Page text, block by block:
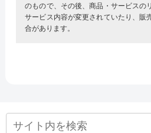
のもので、その後、商品・サービスの
サービス内容が変更されていたり、販
合があります。